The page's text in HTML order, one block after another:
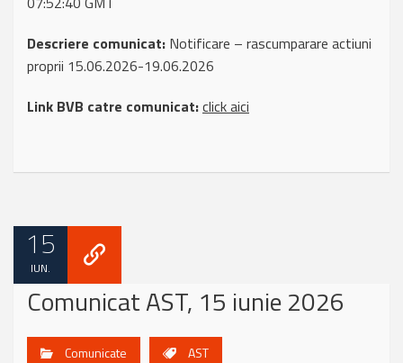
Descriere comunicat: Notificare – rascumparare actiuni
proprii 15.06.2026-19.06.2026
Link BVB catre comunicat:click aici
15
IUN.
Comunicat AST, 15 iunie 2026
Comunicate AST